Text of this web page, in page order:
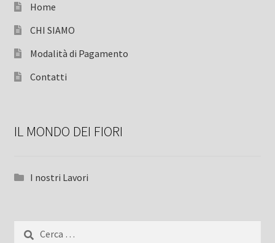
Home
CHI SIAMO
Modalità di Pagamento
Contatti
IL MONDO DEI FIORI
I nostri Lavori
Ricerca